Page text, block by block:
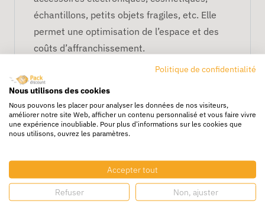
échantillons, petits objets fragiles, etc. Elle
permet une optimisation de l’espace et des
coûts d’affranchissement.
Solide et protectrice
Fabriquée encarton à petite cannelure
boîte expédition légèreoffre uneexcellente
résistance aux chocs et à l’écrasement. Elle
de leur acheminement, même en cas de
transport multiple ou en logistique urbaine.
Un choix écoresponsable
Politique de confidentialité
Nous utilisons des cookies
Nous pouvons les placer pour analyser les données de nos visiteurs,
améliorer notre site Web, afficher un contenu personnalisé et vous faire vivre
une expérience inoubliable. Pour plus d'informations sur les cookies que
nous utilisons, ouvrez les paramètres.
Accepter tout
Refuser Non, ajuster